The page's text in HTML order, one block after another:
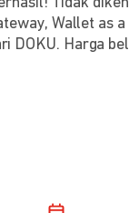
Wallet as
DOKU. Harga